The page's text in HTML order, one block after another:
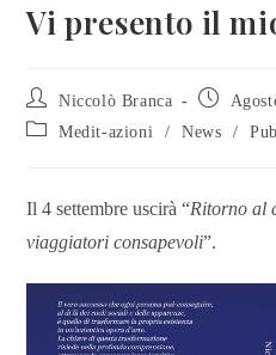
Vi presento il
Niccolò Branca
Medit-azioni
/ News /
Il 4 settembre uscirà “Ritorno al
viaggiatori consapevoli”.